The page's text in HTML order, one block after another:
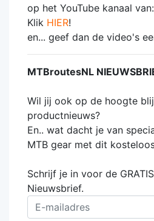
op het YouTube kanaal
Klik HIER!
en... geef dan de video's
MTBroutesNL
Wil jij ook op de hoogte
productnieuws?
En.. wat dacht je van
MTB gear met dit
Schrijf je in voor de
Nieuwsbrief.